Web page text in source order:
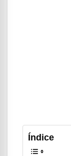
Índice